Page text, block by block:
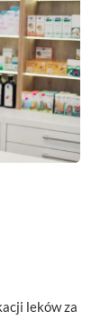
leków za